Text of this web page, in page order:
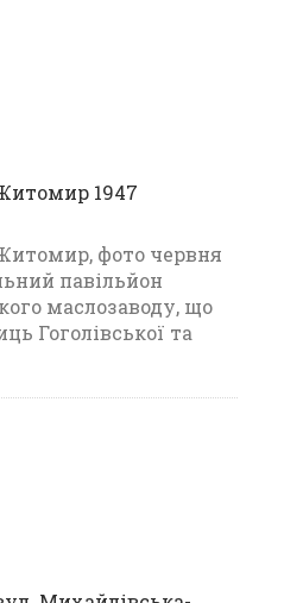
1947
фото червня
павільйон
маслозаводу, що
Гоголівської та